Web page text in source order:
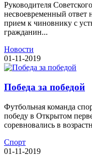
Руководителя
несвоевременный
прием к чиновнику с
гражданин...
Новости
01-11-2019
Победа за победой
Футбольная команда
победу в Открытом
соревновались в
Спорт
01-11-2019